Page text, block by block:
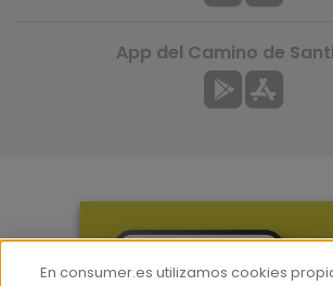
App del Camino de
En consumer.es utilizamos cookies